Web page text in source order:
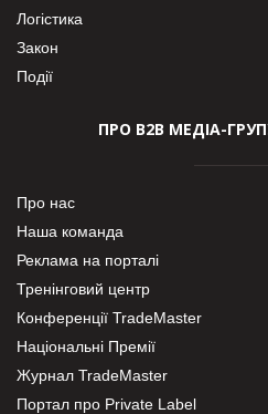
Логістика
Закон
Події
ПРО В2В МЕДІА-
Про нас
Наша команда
Реклама на порталі
Тренінговий центр
Конференції TradeMaster
Національні Премії
Журнал TradeMaster
Портал про Private Label